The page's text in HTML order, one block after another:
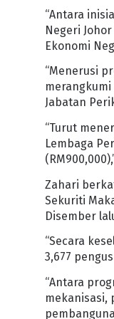
“Antara
Negeri
Ekonomi
“Menerusi
Jabatan
“Turut
Lembaga
Zahari
Sekuriti
Disember
“Secara
3,677
“Antara
mekanisasi,